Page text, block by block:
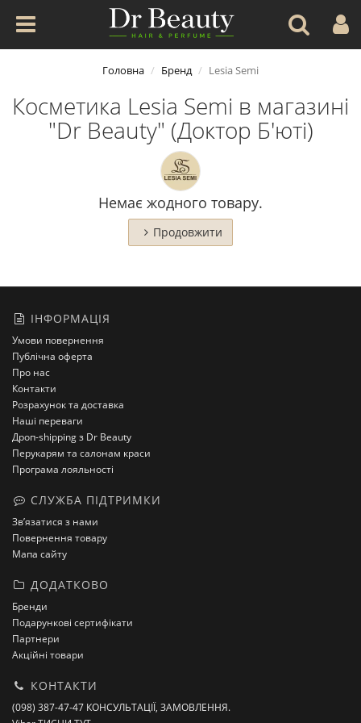
Головна Бренд Lesia Semi
Косметика Lesia Semi в магазині
"Dr Beauty" (Доктор Б'юті)
Немає жодного товару.
Продовжити
ІНФОРМАЦІЯ
Умови повернення
Публічна оферта
Про нас
Контакти
Розрахунок та доставка
Наші переваги
Дроп-shipping з Dr Beauty
Перукарям та салонам краси
Програма лояльності
СЛУЖБА ПІДТРИМКИ
Зв’язатися з нами
Повернення товару
Мапа сайту
ДОДАТКОВО
Бренди
Подарункові сертифікати
Партнери
Акційні товари
КОНТАКТИ
(098) 387-47-47 КОНСУЛЬТАЦІЇ, ЗАМОВЛЕННЯ.